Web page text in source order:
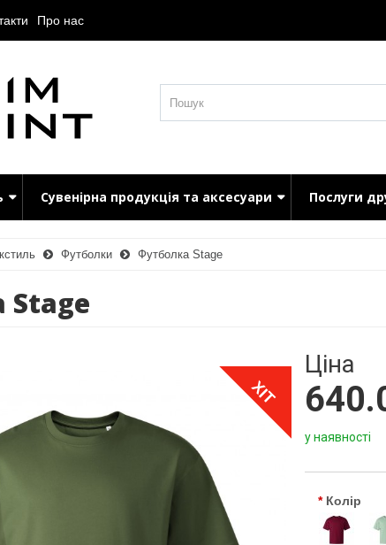
Про нас
Сувенірна продукція та аксесуари Послуги
Футболки Футболка Stage
Stage
ХІТ
Ціна
у наявності
Колір